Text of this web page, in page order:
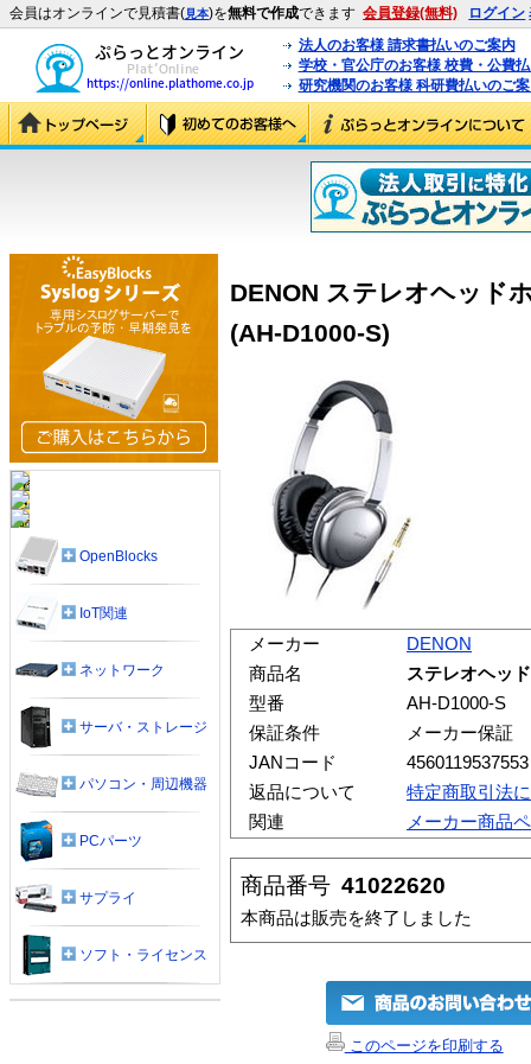
会員はオンラインで見積書(見本)を無料で作成できます 会員登録(無料) ログイン
法人のお客様 請求書払いのご案内
学校・官公庁のお客様 校費・公費
研究機関のお客様 科研費払いのご
DENON ステレオヘッド
(AH-D1000-S)
メーカー
DENON
商品名
ステレオヘッ
型番
AH-D1000-S
保証条件
メーカー保証
JANコード
4560119537553
返品について
特定商取引法
関連
メーカー商品
商品番号 41022620
本商品は販売を終了しました
このページを印刷する
OpenBlocks
IoT関連
ネットワーク
サーバ・ストレージ
パソコン・周辺機器
PCパーツ
サプライ
ソフト・ライセンス